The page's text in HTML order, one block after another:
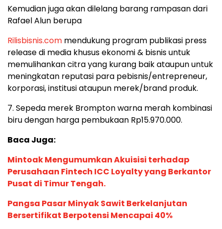
Kemudian juga akan dilelang barang rampasan dari
Rafael Alun berupa
Rilisbisnis.com mendukung program publikasi press
release di media khusus ekonomi & bisnis untuk
memulihankan citra yang kurang baik ataupun untuk
meningkatan reputasi para pebisnis/entrepreneur,
korporasi, institusi ataupun merek/brand produk.
7. Sepeda merek Brompton warna merah kombinasi
biru dengan harga pembukaan Rp15.970.000.
Baca Juga:
Mintoak Mengumumkan Akuisisi terhadap
Perusahaan Fintech ICC Loyalty yang Berkantor
Pusat di Timur Tengah.
Pangsa Pasar Minyak Sawit Berkelanjutan
Bersertifikat Berpotensi Mencapai 40%